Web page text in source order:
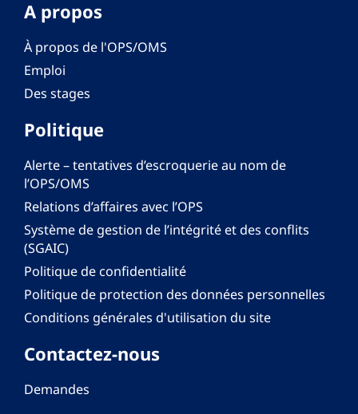
A propos
À propos de l'OPS/OMS
Emploi
Des stages
Politique
Alerte – tentatives d’escroquerie au nom de
l’OPS/OMS
Relations d’affaires avec l’OPS
Système de gestion de l’intégrité et des conflits
(SGAIC)
Politique de confidentialité
Politique de protection des données personnelles
Conditions générales d'utilisation du site
Contactez-nous
Demandes